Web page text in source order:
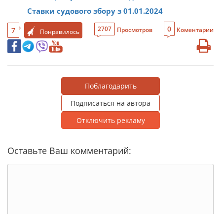
Ставки судового збору з 01.01.2024
7 Понравилось 2707 Просмотров 0 Коментарии
Поблагодарить
Подписаться на автора
Отключить рекламу
Оставьте Ваш комментарий: